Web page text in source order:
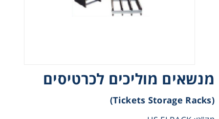
מנשאים מוליכים לכרטיסים
(Tickets Storage Racks)
Pumps